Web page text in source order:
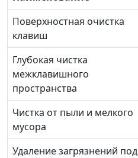
Поверхностная очистка
клавиш
Глубокая чистка
межклавишного
пространства
Чистка от пыли и мелкого
мусора
Удаление загрязнений под